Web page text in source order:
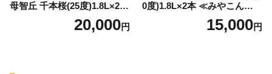
母智丘 千本桜(25度)1.8L×2本
≪みやこんじょ特急便≫_AC
20,000円
0度)1.8L×2本 ≪みやこんじょ
特急便≫_MJ-077115,000円